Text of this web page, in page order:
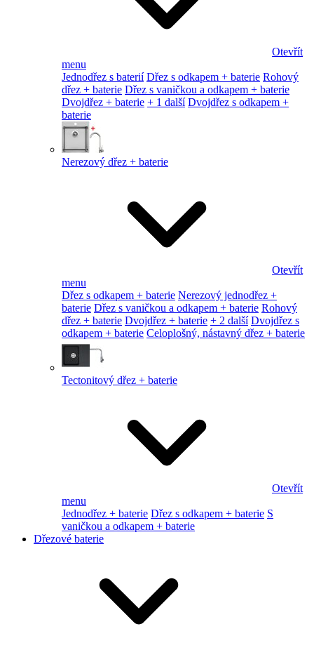
Otevřít
menu
Jednodřez s baterií Dřez s odkapem + baterie Rohový
dřez + baterie Dřez s vaničkou a odkapem + baterie
Dvojdřez + baterie + 1 další Dvojdřez s odkapem +
baterie
Nerezový dřez + baterie
Otevřít
menu
Dřez s odkapem + baterie Nerezový jednodřez +
baterie Dřez s vaničkou a odkapem + baterie Rohový
dřez + baterie Dvojdřez + baterie + 2 další Dvojdřez s
odkapem + baterie Celoplošný, nástavný dřez + baterie
Tectonitový dřez + baterie
Otevřít
menu
Jednodřez + baterie Dřez s odkapem + baterie S
vaničkou a odkapem + baterie
Dřezové baterie